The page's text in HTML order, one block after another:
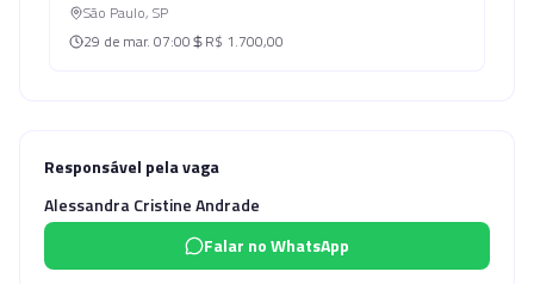
São Paulo, SP
29 de mar. 07:00 R$ 1.700,00
Responsável pela vaga
Alessandra Cristine Andrade
Falar no WhatsApp